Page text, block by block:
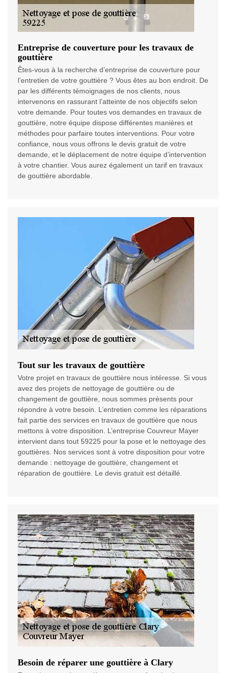
Entreprise de couverture pour les travaux de
gouttière
Êtes-vous à la recherche d’entreprise de couverture pour
l’entretien de votre gouttière ? Vous êtes au bon endroit. De
par les différents témoignages de nos clients, nous
intervenons en rassurant l’atteinte de nos objectifs selon
votre demande. Pour toutes vos demandes en travaux de
gouttière, notre équipe dispose différentes manières et
méthodes pour parfaire toutes interventions. Pour votre
confiance, nous vous offrons le devis gratuit de votre
demande, et le déplacement de notre équipe d’intervention
à votre chantier. Vous aurez également un tarif en travaux
de gouttière abordable.
Tout sur les travaux de gouttière
Votre projet en travaux de gouttière nous intéresse. Si vous
avez des projets de nettoyage de gouttière ou de
changement de gouttière, nous sommes présents pour
répondre à votre besoin. L’entretien comme les réparations
fait partie des services en travaux de gouttière que nous
mettons à votre disposition. L’entreprise Couvreur Mayer
intervient dans tout 59225 pour la pose et le nettoyage des
gouttières. Nos services sont à votre disposition pour votre
demande : nettoyage de gouttière, changement et
réparation de gouttière. Le devis gratuit est détaillé.
Besoin de réparer une gouttière à Clary